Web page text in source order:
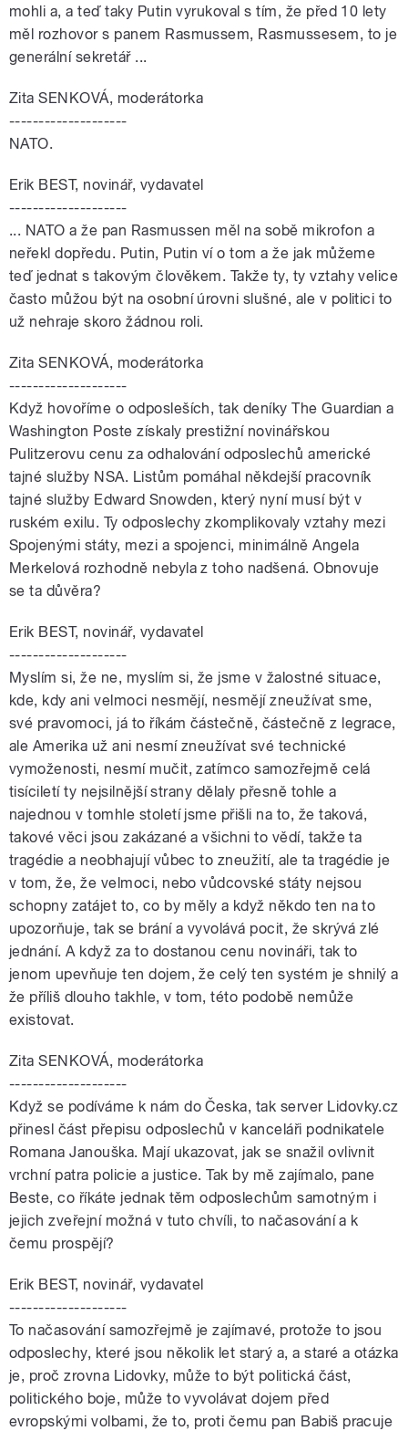
mohli a, a teď taky Putin vyrukoval s tím, že před 10 lety
měl rozhovor s panem Rasmussem, Rasmussesem, to je
generální sekretář ...
Zita SENKOVÁ, moderátorka
--------------------
NATO.
Erik BEST, novinář, vydavatel
--------------------
... NATO a že pan Rasmussen měl na sobě mikrofon a
neřekl dopředu. Putin, Putin ví o tom a že jak můžeme
teď jednat s takovým člověkem. Takže ty, ty vztahy velice
často můžou být na osobní úrovni slušné, ale v politici to
už nehraje skoro žádnou roli.
Zita SENKOVÁ, moderátorka
--------------------
Když hovoříme o odposleších, tak deníky The Guardian a
Washington Poste získaly prestižní novinářskou
Pulitzerovu cenu za odhalování odposlechů americké
tajné služby NSA. Listům pomáhal někdejší pracovník
tajné služby Edward Snowden, který nyní musí být v
ruském exilu. Ty odposlechy zkomplikovaly vztahy mezi
Spojenými státy, mezi a spojenci, minimálně Angela
Merkelová rozhodně nebyla z toho nadšená. Obnovuje
se ta důvěra?
Erik BEST, novinář, vydavatel
--------------------
Myslím si, že ne, myslím si, že jsme v žalostné situace,
kde, kdy ani velmoci nesmějí, nesmějí zneužívat sme,
své pravomoci, já to říkám částečně, částečně z legrace,
ale Amerika už ani nesmí zneužívat své technické
vymoženosti, nesmí mučit, zatímco samozřejmě celá
tisíciletí ty nejsilnější strany dělaly přesně tohle a
najednou v tomhle století jsme přišli na to, že taková,
takové věci jsou zakázané a všichni to vědí, takže ta
tragédie a neobhajují vůbec to zneužití, ale ta tragédie je
v tom, že, že velmoci, nebo vůdcovské státy nejsou
schopny zatájet to, co by měly a když někdo ten na to
upozorňuje, tak se brání a vyvolává pocit, že skrývá zlé
jednání. A když za to dostanou cenu novináři, tak to
jenom upevňuje ten dojem, že celý ten systém je shnilý a
že příliš dlouho takhle, v tom, této podobě nemůže
existovat.
Zita SENKOVÁ, moderátorka
--------------------
Když se podíváme k nám do Česka, tak server Lidovky.cz
přinesl část přepisu odposlechů v kanceláři podnikatele
Romana Janouška. Mají ukazovat, jak se snažil ovlivnit
vrchní patra policie a justice. Tak by mě zajímalo, pane
Beste, co říkáte jednak těm odposlechům samotným i
jejich zveřejní možná v tuto chvíli, to načasování a k
čemu prospějí?
Erik BEST, novinář, vydavatel
--------------------
To načasování samozřejmě je zajímavé, protože to jsou
odposlechy, které jsou několik let starý a, a staré a otázka
je, proč zrovna Lidovky, může to být politická část,
politického boje, může to vyvolávat dojem před
evropskými volbami, že to, proti čemu pan Babiš pracuje